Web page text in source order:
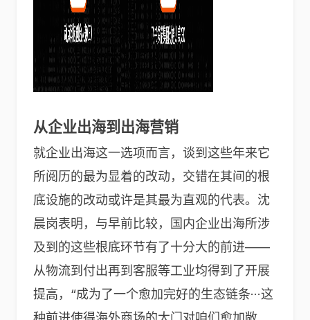
从企业出海到出海营销
就企业出海这一选项而言，谈到这些年来它
所阅历的最为显着的改动，交错在其间的根
底设施的改动或许是其最为直观的代表。沈
晨岗表明，与早前比较，国内企业出海所涉
及到的这些根底环节有了十分大的前进——
从物流到付出再到客服等工业均得到了开展
提高，“成为了一个愈加完好的生态链条···这